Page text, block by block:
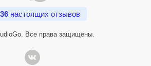
настоящих отзывов
Все права защищены.